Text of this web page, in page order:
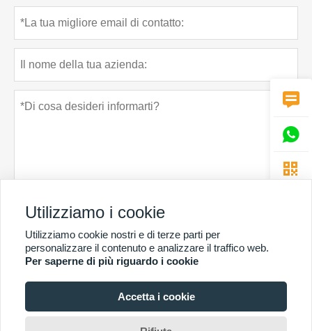
presentare Politica sulla riservatezza
Copyright di © Guangzhou Chunke Environmental Technology Co. Ltd. E-mail:



Utilizziamo i cookie
Utilizziamo cookie nostri e di terze parti per
personalizzare il contenuto e analizzare il traffico web.
Per saperne di più riguardo i cookie
Accetta i cookie